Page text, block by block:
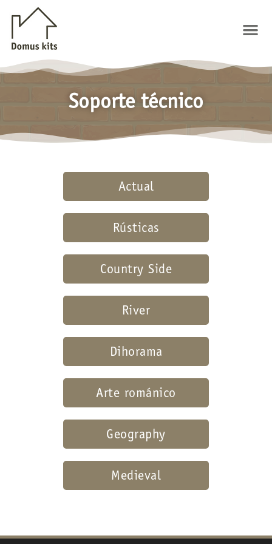
contenido
Soporte técnico
Actual
Rústicas
Country Side
River
Dihorama
Arte románico
Geography
Medieval